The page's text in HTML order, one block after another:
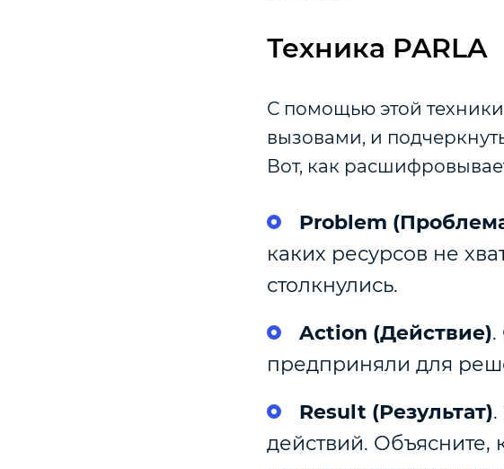
Техника PARLA
С помощью этой техники
вызовами, и
Вот, как
Problem
каких ресурсов не
столкнулись.
Action (Действие).
предприняли для
Result (Результат)
действий. Объясните,